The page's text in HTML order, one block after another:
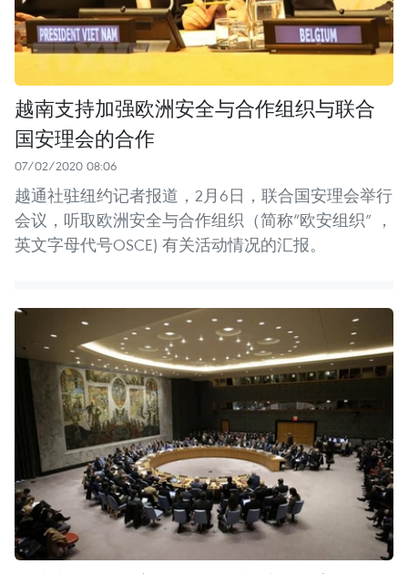
越南支持加强欧洲安全与合作组织与联合
国安理会的合作
07/02/2020 08:06
越通社驻纽约记者报道，2月6日，联合国安理会举行
会议，听取欧洲安全与合作组织（简称“欧安组织” ，
英文字母代号OSCE) 有关活动情况的汇报。